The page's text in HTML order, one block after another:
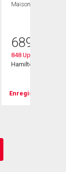
Maison
689 999
848 Upper
Hamilton, ON
Enregistrer